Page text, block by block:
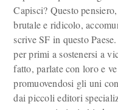
Capisci? Questo
brutale e ridicolo,
scrive SF in questo
per primi a sostenersi a
fatto, parlate con loro e
promuovendosi gli uni
dai piccoli editori